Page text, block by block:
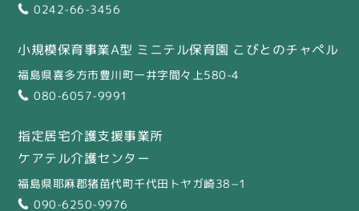
0242-66-3456
小規模保育事業A型 ミニテル保育園 こびとのチャペル
福島県喜多方市豊川町一井字間々上580-4
080-6057-9991
指定居宅介護支援事業所
ケアテル介護センター
福島県耶麻郡猪苗代町千代田トヤガ崎38−1
090-6250-9976